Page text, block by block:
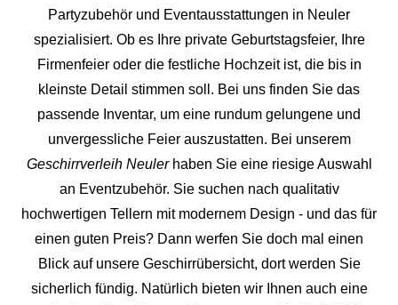
Partyzubehör und Eventausstattungen in Neuler
spezialisiert. Ob es Ihre private Geburtstagsfeier, Ihre
Firmenfeier oder die festliche Hochzeit ist, die bis in
kleinste Detail stimmen soll. Bei uns finden Sie das
passende Inventar, um eine rundum gelungene und
unvergessliche Feier auszustatten. Bei unserem
Geschirrverleih Neulerhaben Sie eine riesige Auswahl
an Eventzubehör. Sie suchen nach qualitativ
hochwertigen Tellern mit modernem Design - und das für
einen guten Preis? Dann werfen Sie doch mal einen
Blick auf unsere Geschirrübersicht, dort werden Sie
sicherlich fündig. Natürlich bieten wir Ihnen auch eine